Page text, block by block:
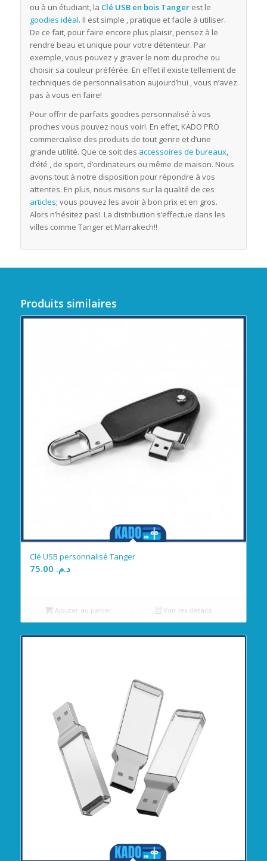
ou à un étudiant, la Clé USB en bois Tangerest le
goodies idéal. Il est simple , pratique et facile à utiliser.
De ce fait, pour faire encore plus plaisir, pensez à le
rendre beau et unique pour votre détenteur. Par
exemple, vous pouvez y graver le nom du proche ou
choisir sa couleur préférée. En effet il existe tellement de
techniques de personnalisation aujourd’hui , vous n’avez
pas à vous en faire!
Pour offrir de parfaits goodies personnalisé à vos
proches vous pouvez nous voir!. En effet, KADO PRO
commercialise des produits de tout genre et d’une
grande utilité. Que ce soit des accessoires de bureaux,
d’été , de sport, d’ordinateurs ou même de maison. Nous
avons tout à notre disposition pour répondre à vos
attentes. En plus, nous misons sur la qualité de ces
articles; vous pouvez les avoir à bon prix et en gros.
Alors n’hésitez pas!. La distribution s’effectue dans les
villes comme Tanger et Marrakech!!
Produits similaires
Clé USB personnalisé Tanger
د.م.
Ajouter au panier Voir les détails